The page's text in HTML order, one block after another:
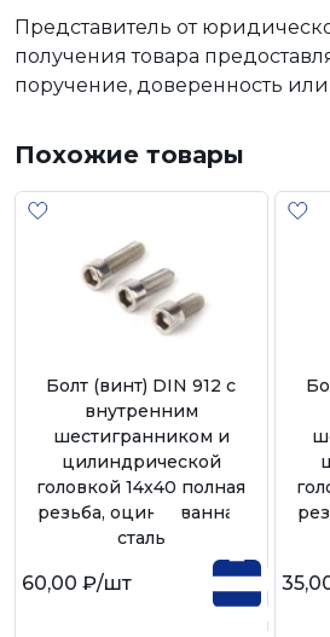
Представитель от
получения товара
поручение, доверенность или
Похожие товары
Болт (винт) DIN 912 с
внутренним
шестигранником и
цилиндрической
головкой 14х40 полная
резьба, оцинкованная
сталь
60,00 ₽/шт